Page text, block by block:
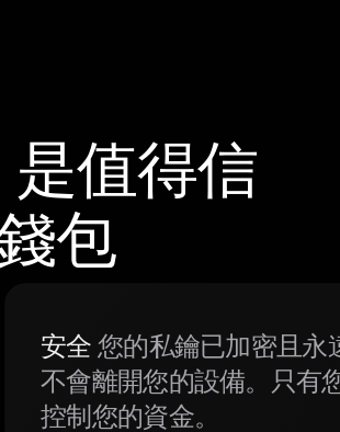
值得信
包
安全 您的私鑰已加密且永
不會離開您的設備。只有
控制您的資金。